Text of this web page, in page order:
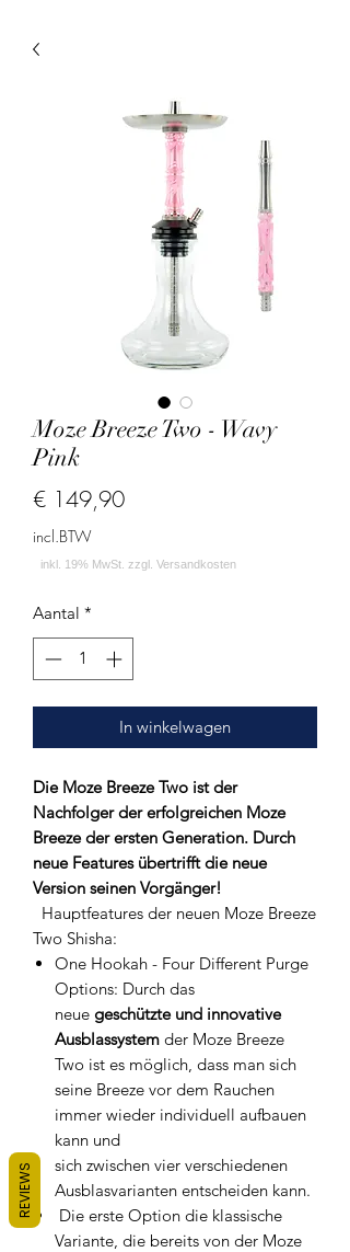
Moze Breeze Two - Wavy
Pink
€ 149,90Prijs
incl.BTW
Aantal *
In winkelwagen
Die Moze Breeze Two ist der
Nachfolger der erfolgreichen Moze
Breeze der ersten Generation. Durch
neue Features übertrifft die neue
Version seinen Vorgänger!
Hauptfeatures der neuen Moze Breeze
Two Shisha:
One Hookah - Four Different Purge
Options: Durch das
neue geschützte und innovative
Ausblassystem der Moze Breeze
Two ist es möglich, dass man sich
seine Breeze vor dem Rauchen
immer wieder individuell aufbauen
kann und
sich zwischen vier verschiedenen
Ausblasvarianten entscheiden kann.
Die erste Option die klassische
Variante, die bereits von der Moze
REVIEWS